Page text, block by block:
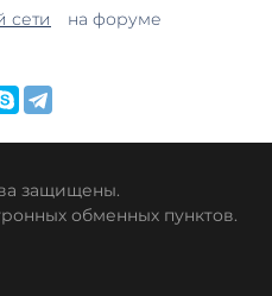
сети
на форуме
защищены.
обменных пунктов.